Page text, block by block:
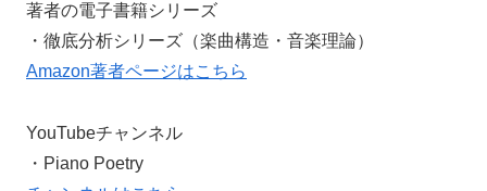
著者の電子書籍シリーズ
・徹底分析シリーズ（楽曲構造・音楽理論）
Amazon著者ページはこちら
YouTubeチャンネル
・Piano Poetry